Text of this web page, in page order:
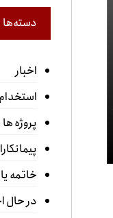
دسته‌ها
اخبار
استخدام
پروژه ها
خاتمه
در حال